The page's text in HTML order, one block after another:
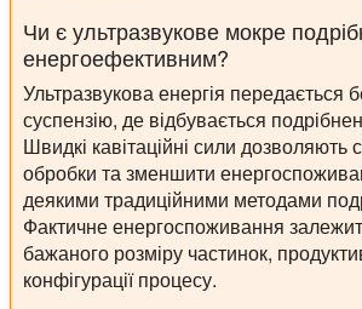
Чи є ультразвукове мокре
енергоефективним?
Ультразвукова енергія передається
суспензію, де відбувається
Швидкі кавітаційні сили дозволяють
обробки та зменшити
деякими традиційними методами
Фактичне енергоспоживання
бажаного розміру частинок,
конфігурації процесу.